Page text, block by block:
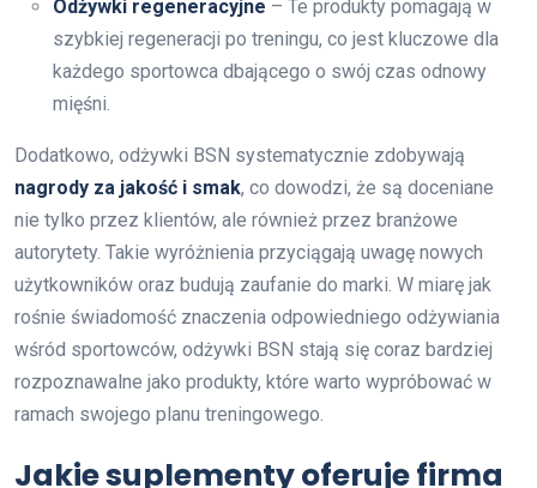
Odżywki regeneracyjne – Te produkty pomagają w
szybkiej regeneracji po treningu, co jest kluczowe dla
każdego sportowca dbającego o swój czas odnowy
mięśni.
Dodatkowo, odżywki BSN systematycznie zdobywają
nagrody za jakość i smak, co dowodzi, że są doceniane
nie tylko przez klientów, ale również przez branżowe
autorytety. Takie wyróżnienia przyciągają uwagę nowych
użytkowników oraz budują zaufanie do marki. W miarę jak
rośnie świadomość znaczenia odpowiedniego odżywiania
wśród sportowców, odżywki BSN stają się coraz bardziej
rozpoznawalne jako produkty, które warto wypróbować w
ramach swojego planu treningowego.
Jakie suplementy oferuje firma